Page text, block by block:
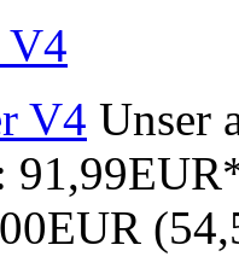
V4
Unser